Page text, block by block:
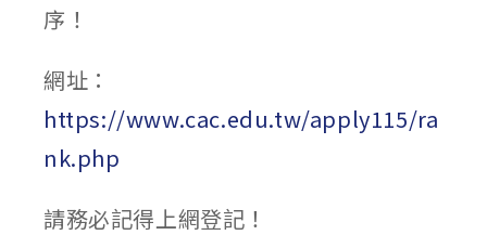
序！
網址：
https://www.cac.edu.tw/apply115/ra
nk.php
請務必記得上網登記！